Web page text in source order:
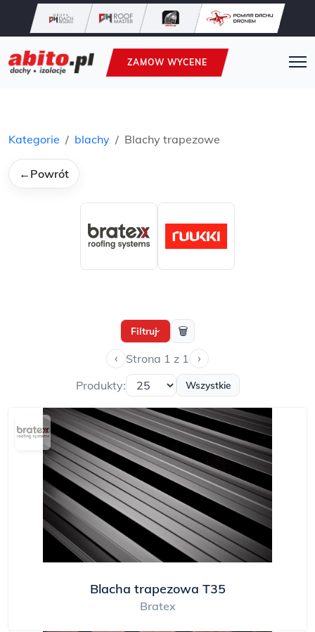
ZAMOW WYCENE
Kategorie blachy Blachy trapezowe
← Powrót
Filtruj› 🗑
‹ Strona 1 z 1 ›
Produkty: Wszystkie
Blacha trapezowa T35
Bratex